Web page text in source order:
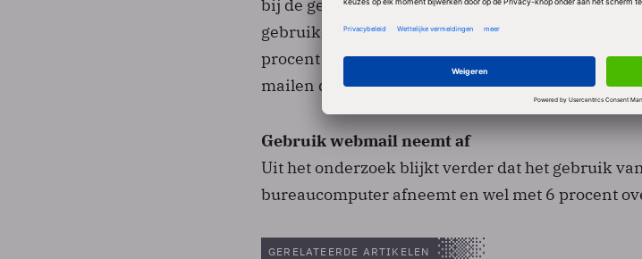
bij de gemiddelde mobiele telefoonbezitter.
gebruiken e-mail minder vaak maar de kans dat
procent hoger dan het gemiddelde. Mannen zijn
mailen dan vrouwen.
Gebruik webmail neemt af
Uit het onderzoek blijkt verder dat het gebruik
bureaucomputer afneemt en wel met 6 procent
GERELATEERDE ARTIKELEN